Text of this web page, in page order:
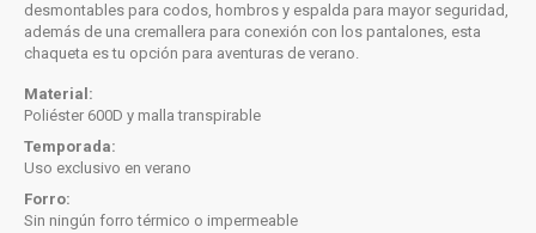
desmontables para codos, hombros y espalda para mayor seguridad,
además de una cremallera para conexión con los pantalones, esta
chaqueta es tu opción para aventuras de verano.
Material:
Poliéster 600D y malla transpirable
Temporada:
Uso exclusivo en verano
Forro:
Sin ningún forro térmico o impermeable